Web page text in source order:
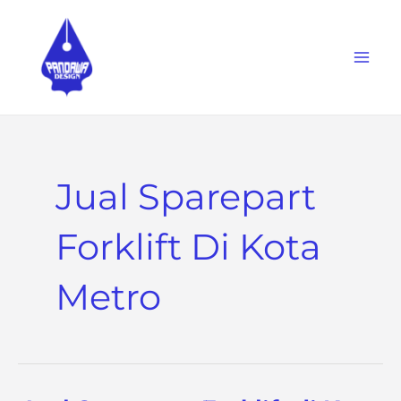
content
Jual Sparepart
Forklift Di Kota
Metro